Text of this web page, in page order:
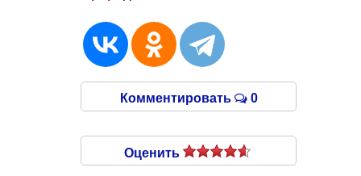
Комментировать 0
Оценить